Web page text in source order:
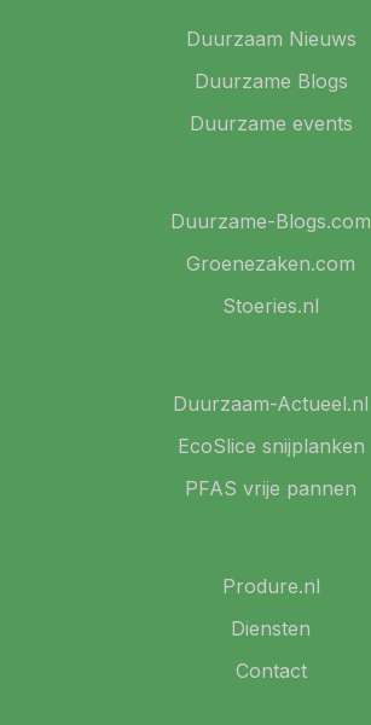
Duurzaam Nieuws
Duurzame Blogs
Duurzame events
Duurzame-Blogs.com
Groenezaken.com
Stoeries.nl
Duurzaam-Actueel.nl
EcoSlice snijplanken
PFAS vrije pannen
Produre.nl
Diensten
Contact